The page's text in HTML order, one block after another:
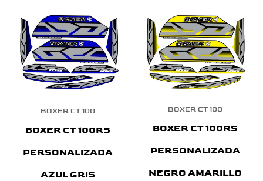
BOXER CT 100
BOXER CT 100RS
PERSONALIZADA
AZUL GRIS
BOXER CT 100
BOXER CT 100RS
PERSONALIZADA
NEGRO AMARILLO